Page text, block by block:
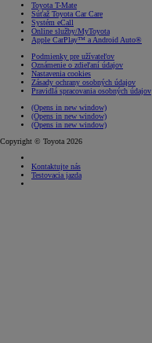
Toyota T-Mate
Súťaž Toyota Car Care
Systém eCall
Online služby/MyToyota
Apple CarPlay™ a Android Auto®
Podmienky pre užívateľov
Oznámenie o zdieľaní údajov
Nastavenia cookies
Zásady ochrany osobných údajov
Pravidlá spracovania osobných údajov
(Opens in new window)
(Opens in new window)
(Opens in new window)
Copyright © Toyota 2026
Kontaktujte nás
Testovacia jazda